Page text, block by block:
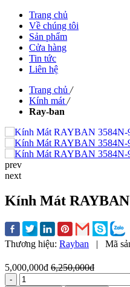
Trang chủ
Về chúng tôi
Sản phẩm
Cửa hàng
Tin tức
Liên hệ
Trang chủ /
Kính mát /
Ray-ban
prev
next
Kính Mát RAYBAN
Thương hiệu: Rayban | Mã
5,000,000đ 6,250,000đ
-